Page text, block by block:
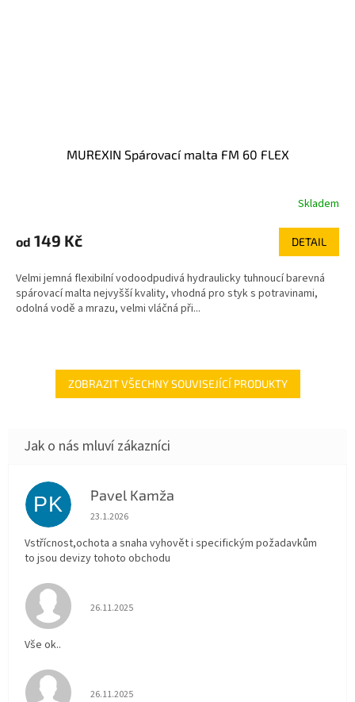
MUREXIN Spárovací malta FM 60 FLEX
Skladem
od 149 Kč DETAIL
Velmi jemná flexibilní vodoodpudivá hydraulicky tuhnoucí barevná
spárovací malta nejvyšší kvality, vhodná pro styk s potravinami,
odolná vodě a mrazu, velmi vláčná při...
ZOBRAZIT VŠECHNY SOUVISEJÍCÍ PRODUKTY
PK Pavel Kamža
Hodnocení obchodu je 5 z 5 hvězdiček.
23.1.2026
Vstřícnost,ochota a snaha vyhovět i specifickým požadavkům
to jsou devizy tohoto obchodu
Hodnocení obchodu je 5 z 5 hvězdiček.
26.11.2025
Vše ok..
Hodnocení obchodu je 5 z 5 hvězdiček.
26.11.2025